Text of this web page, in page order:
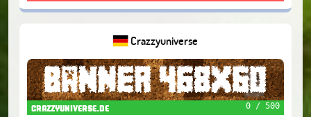
Crazzyuniverse
crazzyuniverse.de 0 / 500